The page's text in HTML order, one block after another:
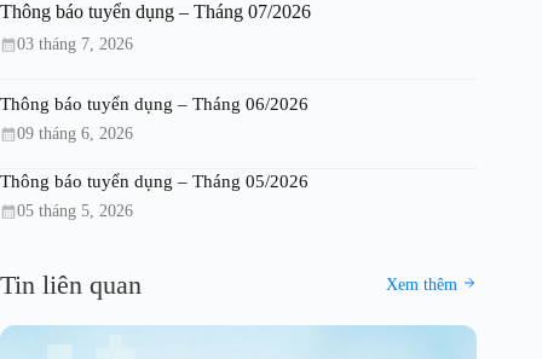
Thông báo tuyển dụng – Tháng 07/2026
03 tháng 7, 2026
Thông báo tuyển dụng – Tháng 06/2026
09 tháng 6, 2026
Thông báo tuyển dụng – Tháng 05/2026
05 tháng 5, 2026
Tin liên quan Xem thêm